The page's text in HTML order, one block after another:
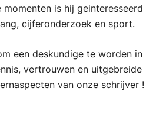
is hij geinteresseerd
cijferonderzoek en sport.
een deskundige te worden in
vertrouwen en uitgebreide
van onze schrijver !